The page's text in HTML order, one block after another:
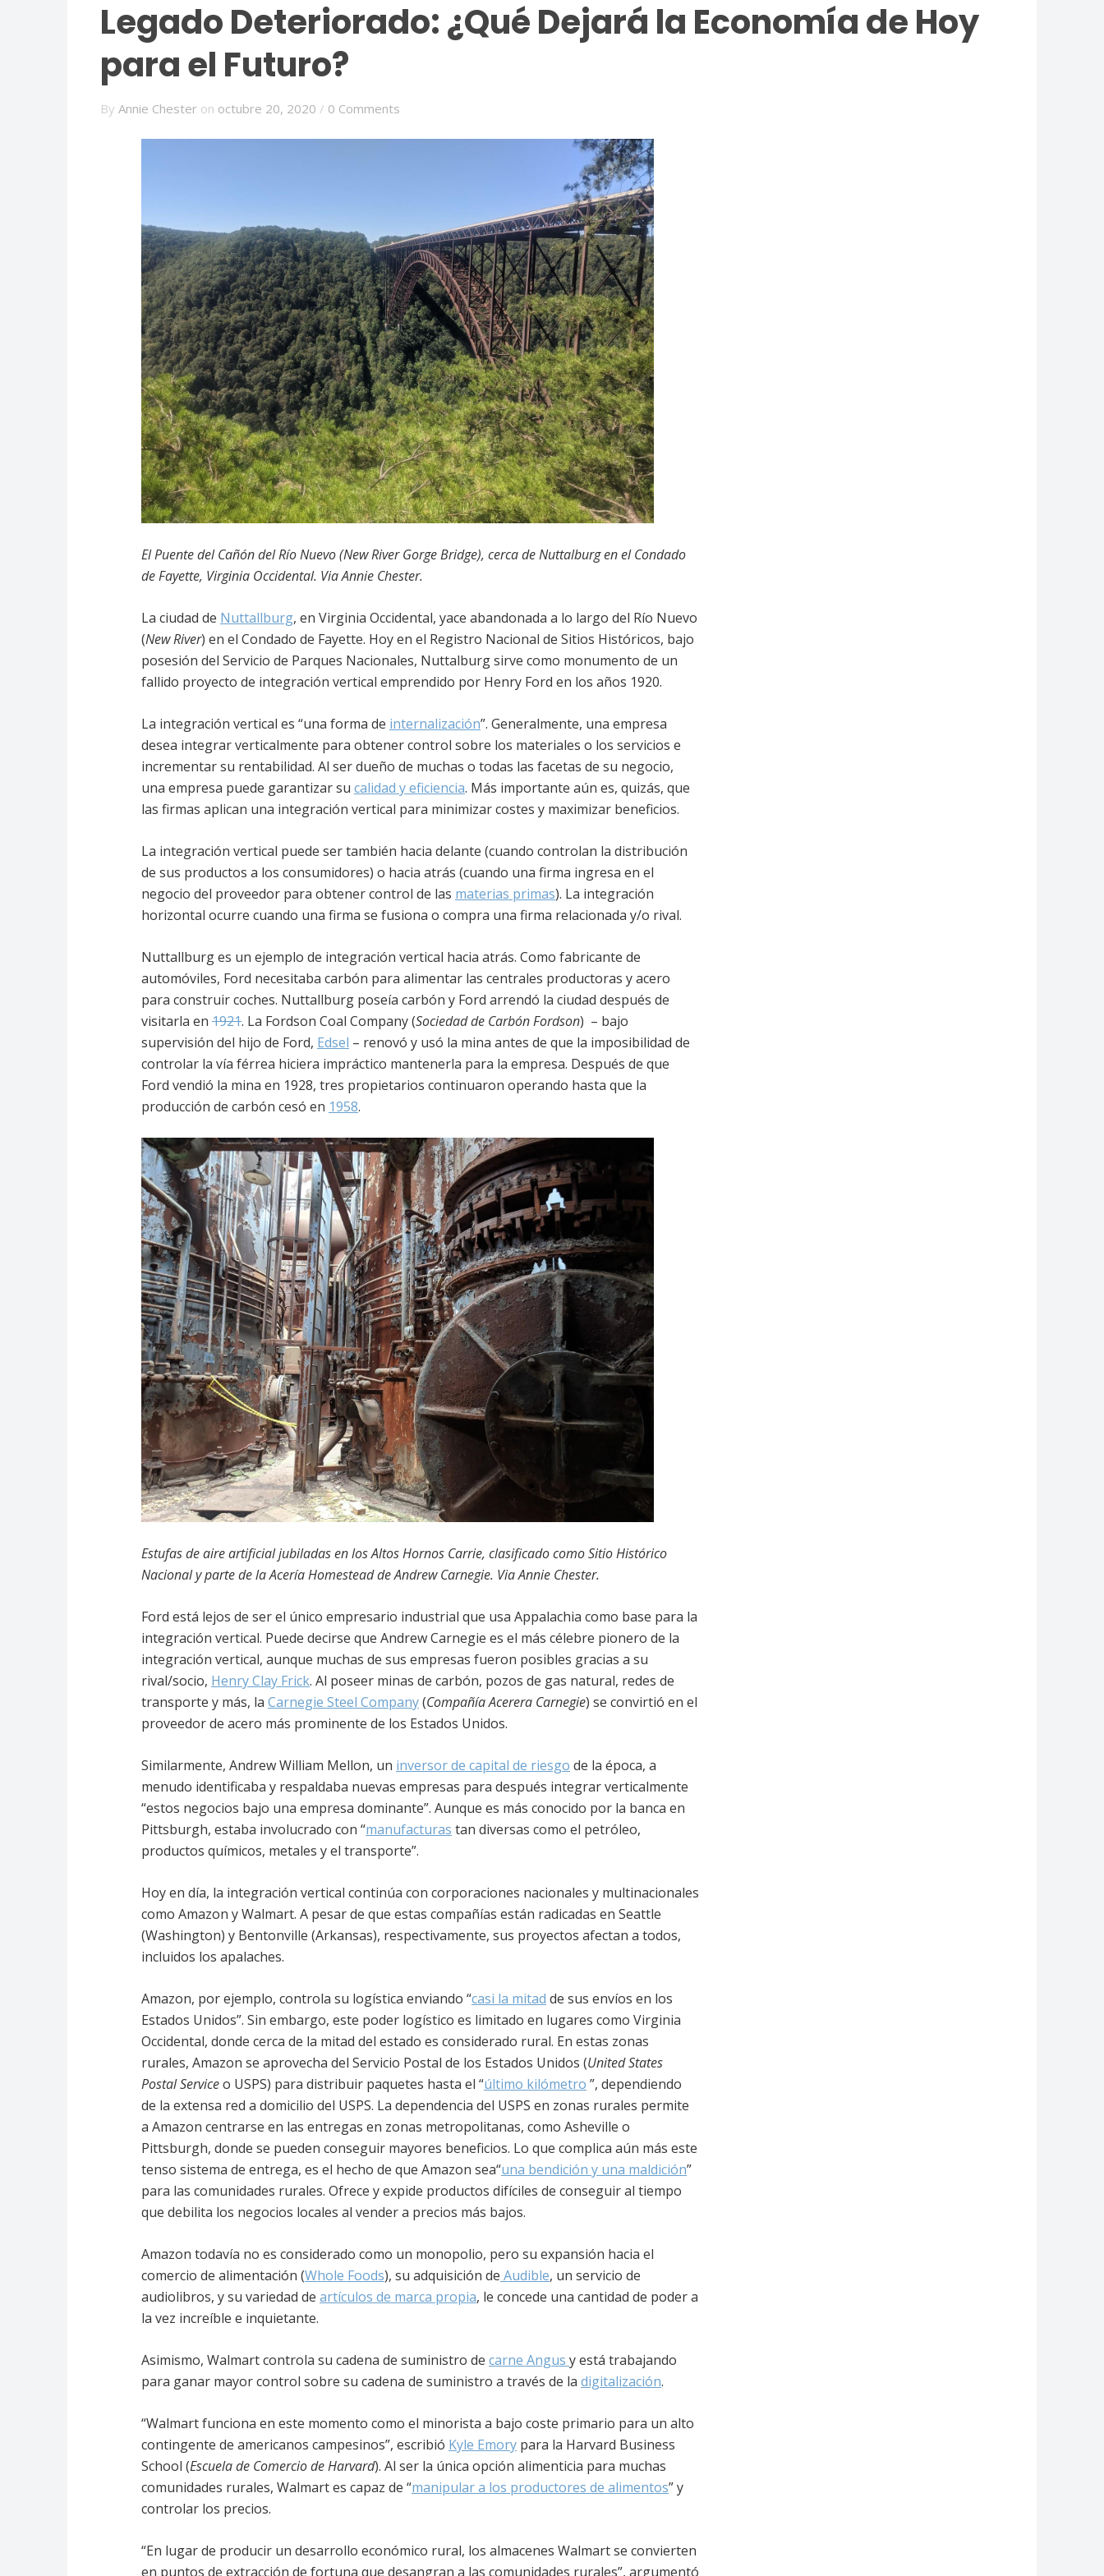
Legado Deteriorado: ¿Qué Dejará la Economía de Hoy
para el Futuro?
By Annie Chester on octubre 20, 2020 / 0 Comments
El Puente del Cañón del Río Nuevo (New River Gorge Bridge), cerca de Nuttalburg en el Condado
de Fayette, Virginia Occidental. Via Annie Chester.
La ciudad de Nuttallburg, en Virginia Occidental, yace abandonada a lo largo del Río Nuevo
(New River) en el Condado de Fayette. Hoy en el Registro Nacional de Sitios Históricos, bajo
posesión del Servicio de Parques Nacionales, Nuttalburg sirve como monumento de un
fallido proyecto de integración vertical emprendido por Henry Ford en los años 1920.
La integración vertical es “una forma de internalización”. Generalmente, una empresa
desea integrar verticalmente para obtener control sobre los materiales o los servicios e
incrementar su rentabilidad. Al ser dueño de muchas o todas las facetas de su negocio,
una empresa puede garantizar su calidad y eficiencia. Más importante aún es, quizás, que
las firmas aplican una integración vertical para minimizar costes y maximizar beneficios.
La integración vertical puede ser también hacia delante (cuando controlan la distribución
de sus productos a los consumidores) o hacia atrás (cuando una firma ingresa en el
negocio del proveedor para obtener control de las materias primas). La integración
horizontal ocurre cuando una firma se fusiona o compra una firma relacionada y/o rival.
Nuttallburg es un ejemplo de integración vertical hacia atrás. Como fabricante de
automóviles, Ford necesitaba carbón para alimentar las centrales productoras y acero
para construir coches. Nuttallburg poseía carbón y Ford arrendó la ciudad después de
visitarla en 1921. La Fordson Coal Company (Sociedad de Carbón Fordson) – bajo
supervisión del hijo de Ford, Edsel – renovó y usó la mina antes de que la imposibilidad de
controlar la vía férrea hiciera impráctico mantenerla para la empresa. Después de que
Ford vendió la mina en 1928, tres propietarios continuaron operando hasta que la
producción de carbón cesó en 1958.
Estufas de aire artificial jubiladas en los Altos Hornos Carrie, clasificado como Sitio Histórico
Nacional y parte de la Acería Homestead de Andrew Carnegie. Via Annie Chester.
Ford está lejos de ser el único empresario industrial que usa Appalachia como base para la
integración vertical. Puede decirse que Andrew Carnegie es el más célebre pionero de la
integración vertical, aunque muchas de sus empresas fueron posibles gracias a su
rival/socio, Henry Clay Frick. Al poseer minas de carbón, pozos de gas natural, redes de
transporte y más, la Carnegie Steel Company(Compañía Acerera Carnegie) se convirtió en el
proveedor de acero más prominente de los Estados Unidos.
Similarmente, Andrew William Mellon, un inversor de capital de riesgo de la época, a
menudo identificaba y respaldaba nuevas empresas para después integrar verticalmente
“estos negocios bajo una empresa dominante”. Aunque es más conocido por la banca en
Pittsburgh, estaba involucrado con “manufacturas tan diversas como el petróleo,
productos químicos, metales y el transporte”.
Hoy en día, la integración vertical continúa con corporaciones nacionales y multinacionales
como Amazon y Walmart. A pesar de que estas compañías están radicadas en Seattle
(Washington) y Bentonville (Arkansas), respectivamente, sus proyectos afectan a todos,
incluidos los apalaches.
Amazon, por ejemplo, controla su logística enviando “casi la mitad de sus envíos en los
Estados Unidos”. Sin embargo, este poder logístico es limitado en lugares como Virginia
Occidental, donde cerca de la mitad del estado es considerado rural. En estas zonas
rurales, Amazon se aprovecha del Servicio Postal de los Estados Unidos (United States
Postal Serviceo USPS) para distribuir paquetes hasta el “último kilómetro ”, dependiendo
de la extensa red a domicilio del USPS. La dependencia del USPS en zonas rurales permite
a Amazon centrarse en las entregas en zonas metropolitanas, como Asheville o
Pittsburgh, donde se pueden conseguir mayores beneficios. Lo que complica aún más este
tenso sistema de entrega, es el hecho de que Amazon sea“una bendición y una maldición”
para las comunidades rurales. Ofrece y expide productos difíciles de conseguir al tiempo
que debilita los negocios locales al vender a precios más bajos.
Amazon todavía no es considerado como un monopolio, pero su expansión hacia el
comercio de alimentación (Whole Foods), su adquisición de Audible, un servicio de
audiolibros, y su variedad de artículos de marca propia, le concede una cantidad de poder a
la vez increíble e inquietante.
Asimismo, Walmart controla su cadena de suministro de carne Angus y está trabajando
para ganar mayor control sobre su cadena de suministro a través de la digitalización.
“Walmart funciona en este momento como el minorista a bajo coste primario para un alto
contingente de americanos campesinos”, escribió Kyle Emory para la Harvard Business
School (Escuela de Comercio de Harvard). Al ser la única opción alimenticia para muchas
comunidades rurales, Walmart es capaz de “manipular a los productores de alimentos” y
controlar los precios.
“En lugar de producir un desarrollo económico rural, los almacenes Walmart se convierten
en puntos de extracción de fortuna que desangran a las comunidades rurales”, argumentó